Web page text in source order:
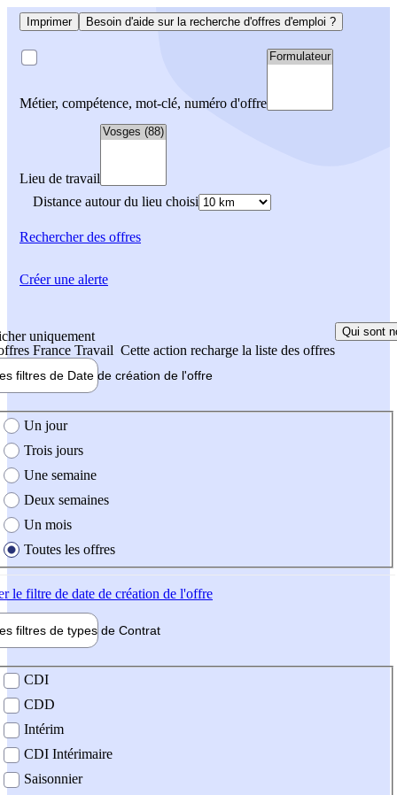
Imprimer Besoin d'aide sur la recherche d'offres d'emploi ?
Métier, compétence, mot-clé, numéro d'offre
Lieu de travail
Distance autour du lieu choisi
Rechercherdes offres
uniquement
France Travail Cette action recharge la liste des offres
Qui sont
filtres de Date de création de l'offre
création de l'offre
Un jour
Trois jours
Une semaine
Deux semaines
Un mois
Toutes les offres
le filtre de date de création de l'offre
filtres de types de Contrat
contrat
CDI
CDD
Intérim
CDI Intérimaire
Saisonnier
Créer une alerte